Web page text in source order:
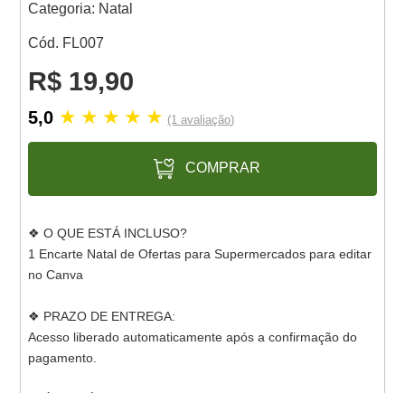
Categoria: Natal
Cód. FL007
R$ 19,90
5,0 ★ ★ ★ ★ ★ (1 avaliação)
COMPRAR
❖ O QUE ESTÁ INCLUSO?
1 Encarte Natal de Ofertas para Supermercados para editar
no Canva
❖ PRAZO DE ENTREGA:
Acesso liberado automaticamente após a confirmação do
pagamento.